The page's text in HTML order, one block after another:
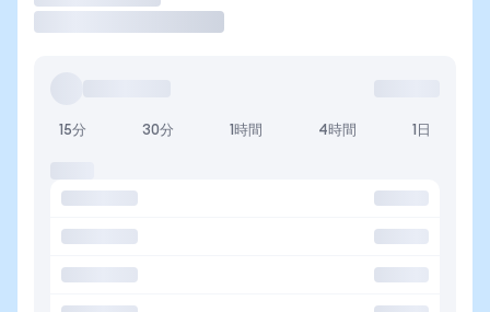
15分 30分 1時間 4時間 1日